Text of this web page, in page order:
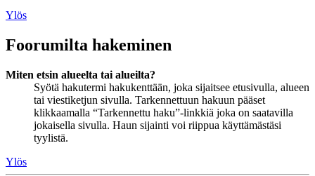
Ylös
Foorumilta hakeminen
Miten etsin alueelta tai alueilta?
Syötä hakutermi hakukenttään, joka sijaitsee etusivulla, alueen
tai viestiketjun sivulla. Tarkennettuun hakuun pääset
klikkaamalla “Tarkennettu haku”-linkkiä joka on saatavilla
jokaisella sivulla. Haun sijainti voi riippua käyttämästäsi
tyylistä.
Ylös